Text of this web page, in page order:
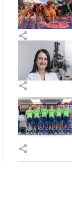
share
share
share